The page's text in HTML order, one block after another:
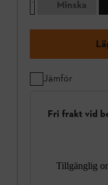
Minska
Jämför
Fri frakt vid
Tillgänglig